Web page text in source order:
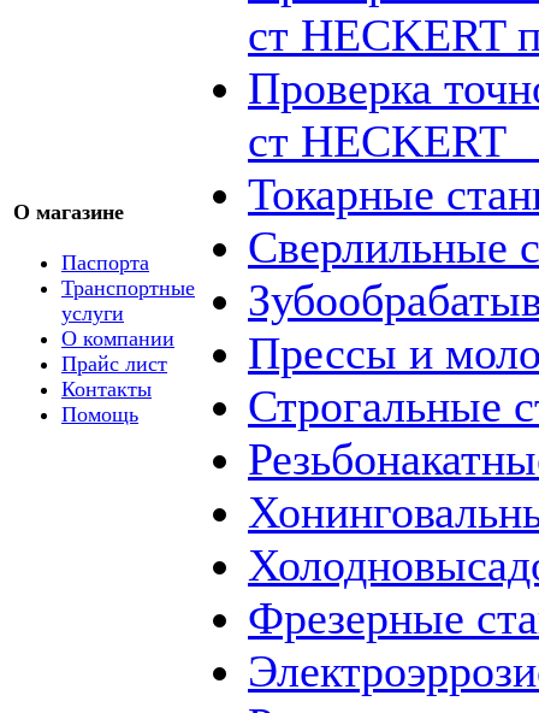
О магазине
Паспорта
Транспортные
услуги
О компании
Прайс лист
Контакты
Помощь
ст HECKERT
Проверка
ст HECKERT
Токарные
Сверлильные
Прессы и
Строгальные
Фрезерные